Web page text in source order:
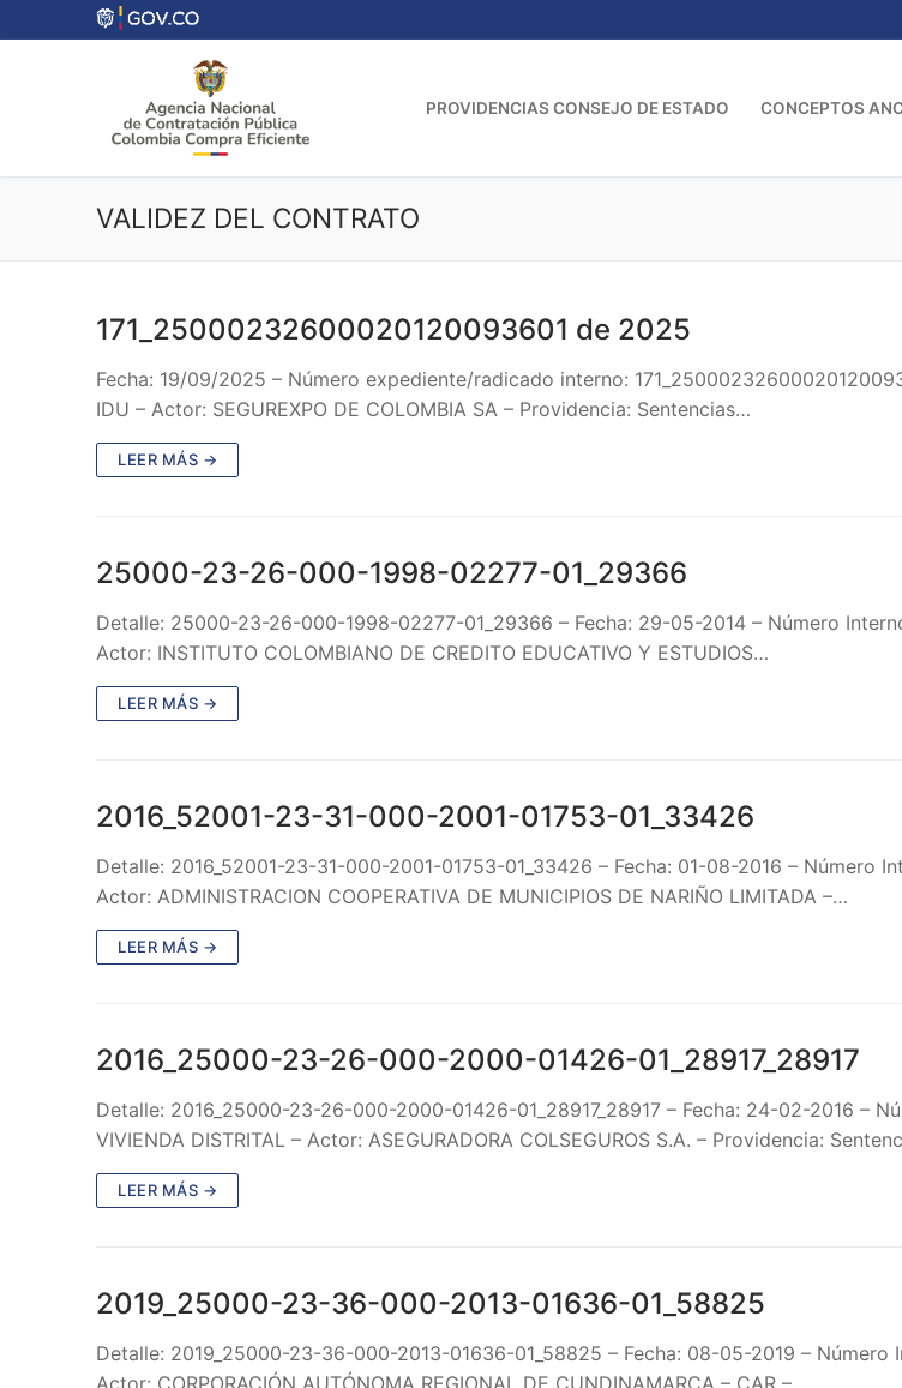
al
PROVIDENCIAS CONSEJO DE ESTADO CONCEPTOS
VALIDEZ DEL CONTRATO
171_25000232600020120093601 de 2025
Fecha: 19/09/2025 – Número expediente/radicado interno:
IDU – Actor: SEGUREXPO DE COLOMBIA SA – Providencia: Sentencias…
LEER MÁS →
25000-23-26-000-1998-02277-01_29366
Detalle: 25000-23-26-000-1998-02277-01_29366 – Fecha: 29-05-2014 – Número
Actor: INSTITUTO COLOMBIANO DE CREDITO EDUCATIVO Y ESTUDIOS…
LEER MÁS →
2016_52001-23-31-000-2001-01753-01_33426
Detalle: 2016_52001-23-31-000-2001-01753-01_33426 – Fecha: 01-08-2016 – Número
Actor: ADMINISTRACION COOPERATIVA DE MUNICIPIOS DE NARIÑO LIMITADA –…
LEER MÁS →
2016_25000-23-26-000-2000-01426-01_28917_28917
Detalle: 2016_25000-23-26-000-2000-01426-01_28917_28917 – Fecha: 24-02-2016 –
VIVIENDA DISTRITAL – Actor: ASEGURADORA COLSEGUROS S.A. – Providencia:
LEER MÁS →
2019_25000-23-36-000-2013-01636-01_58825
Detalle: 2019_25000-23-36-000-2013-01636-01_58825 – Fecha: 08-05-2019 – Número
Actor: CORPORACIÓN AUTÓNOMA REGIONAL DE CUNDINAMARCA – CAR –…